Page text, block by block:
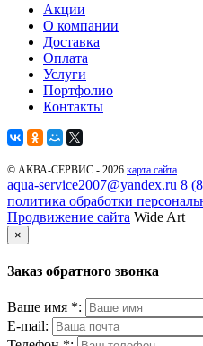
Акции
О компании
Доставка
Оплата
Услуги
Портфолио
Контакты
© АКВА-СЕРВИС - 2026 карта сайта
aqua-service2007@yandex.ru 8
политика обработки
Продвижение сайта Wide Art
×
Заказ обратного звонка
Ваше имя *:
E-mail: